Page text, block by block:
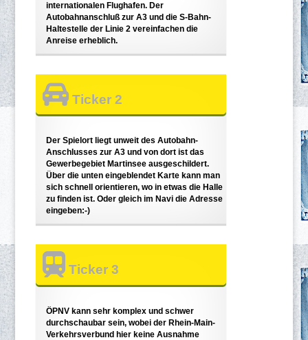
internationalen Flughafen. Der
Autobahnanschluß zur A3 und die S-Bahn-
Haltestelle der Linie 2 vereinfachen die
Anreise erheblich.
Ticker 2
Der Spielort liegt unweit des Autobahn-
Anschlusses zur A3 und von dort ist das
Gewerbegebiet Martinsee ausgeschildert.
Über die unten eingeblendet Karte kann man
sich schnell orientieren, wo in etwas die Halle
zu finden ist. Oder gleich im Navi die Adresse
eingeben:-)
Ticker 3
ÖPNV kann sehr komplex und schwer
durchschaubar sein, wobei der Rhein-Main-
Verkehrsverbund hier keine Ausnahme